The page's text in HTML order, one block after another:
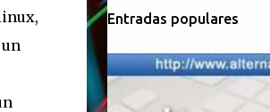
Entradas populares